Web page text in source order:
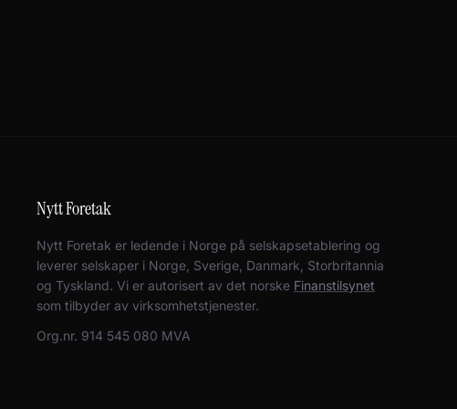
Nytt Foretak
Nytt Foretak er ledende i Norge på selskapsetablering og
leverer selskaper i Norge, Sverige, Danmark, Storbritannia
og Tyskland. Vi er autorisert av det norske Finanstilsynet
som tilbyder av virksomhetstjenester.
Org.nr. 914 545 080 MVA